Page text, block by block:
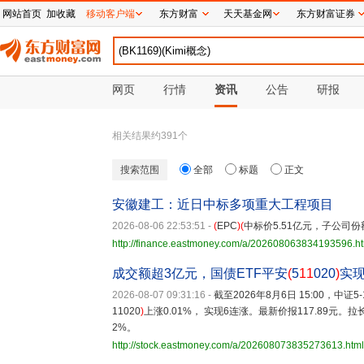
网页 行情 资讯 公告 研报
相关结果约391个
搜索范围 全部 标题 正文
安徽建工：近日中标多项重大工程项目
2026-08-06 22:53:51 - (EPC)(中标价5.51亿元，子公司份
http://finance.eastmoney.com/a/
成交额超3亿元，国债ETF平安(511020)实
2026-08-07 09:31:16 - 截至2026年8月6日 15:00，中证
11020)上涨0.01%， 实现6连涨。最新价报117.89元。拉
2%。
http://stock.eastmoney.com/a/202608073835273613.html
网站首页 加收藏 移动客户端 东方财富 天天基金网 东方财富证券